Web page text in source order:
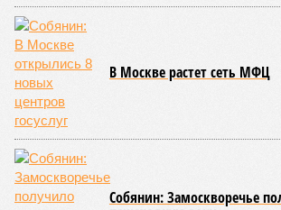
дольщики не видят. Ни Capital Group, ни
строительства не подтверждают ни
строительства, ни объёма фактически
Напрашивается закономерный вопрос:
декларируемая «Capital Group модель
проблемные объекты SSD») сработала на
Лосиноостровской, почему она не
Люблино? И означает ли отсутствие
что в реальности подрядчик по «Станции